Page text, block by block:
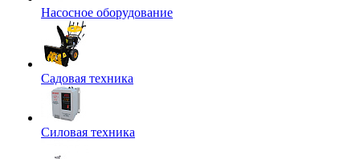
Насосное оборудование
Садовая техника
Силовая техника